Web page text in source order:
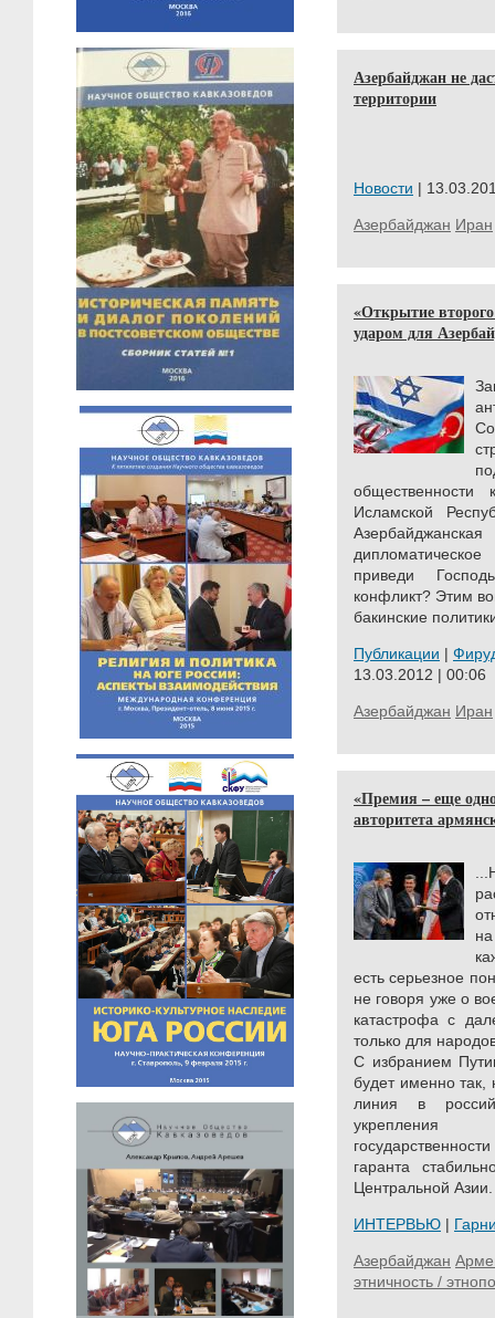
Азербайджан не
территории
Новости |
Азербайджан Иран
«Открытие
ударом для
Исламской
приведи
конфликт? Этим
бакинские
Публикации |
13.03.2012 | 00:06
Азербайджан Иран
«Премия – еще
авторитета
есть серьезное
не говоря уже о
катастрофа с
только для
С избранием
будет именно так,
линия в
укрепления
гаранта
Центральной Азии.
ИНТЕРВЬЮ |
Азербайджан
этничность /